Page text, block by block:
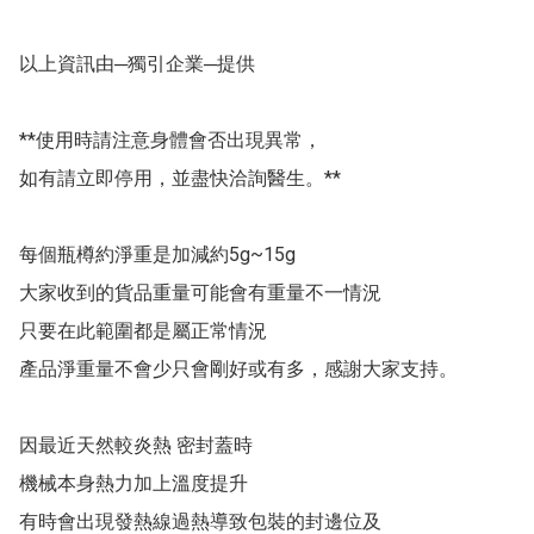
以上資訊由─獨引企業─提供
**使用時請注意身體會否出現異常，
如有請立即停用，並盡快洽詢醫生。**
每個瓶樽約淨重是加減約5g~15g
大家收到的貨品重量可能會有重量不一情況
只要在此範圍都是屬正常情況
產品淨重量不會少只會剛好或有多，感謝大家支持。
因最近天然較炎熱 密封蓋時
機械本身熱力加上溫度提升
有時會出現發熱線過熱導致包裝的封邊位及